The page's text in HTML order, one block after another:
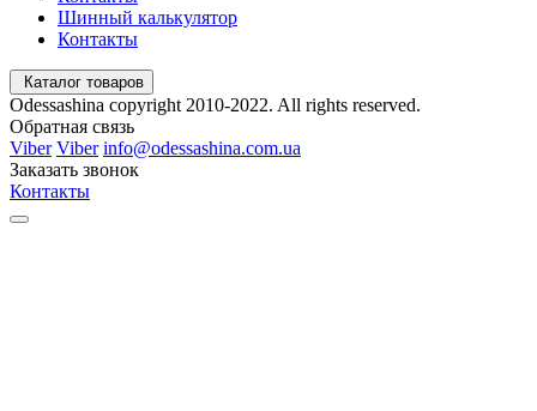
Шинный калькулятор
Контакты
Каталог товаров
Odessashina copyright 2010-2022. All rights reserved.
Обратная связь
Viber Viber info@odessashina.com.ua
Заказать звонок
Контакты